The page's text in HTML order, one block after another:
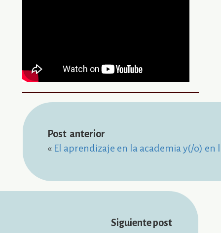
« El aprendizaje en la academia y(/o) en